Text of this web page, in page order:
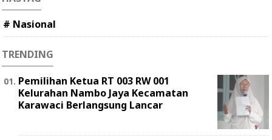
# Nasional
TRENDING
Pemilihan Ketua RT 003 RW 001
Kelurahan Nambo Jaya Kecamatan
Karawaci Berlangsung Lancar